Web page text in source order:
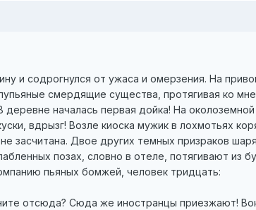
и содрогнулся от ужаса и омерзения. На
смердящие существа, протягивая ко
деревне началась первая дойка! На
вдрызг! Возле киоска мужик в лохмотьях
засчитана. Двое других темных призраков
позах, словно в отеле, потягивают из
пьяных бомжей, человек тридцать:
отсюда? Сюда же иностранцы приезжают!